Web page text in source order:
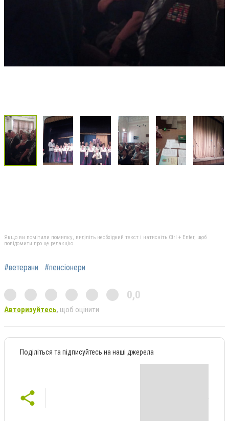
Якщо ви помітили помилку, виділіть необхідний текст і натисніть Ctrl + Enter, щоб
повідомити про це редакцію
#ветерани #пенсіонери
0,0
Авторизуйтесь, щоб оцінити
Поділіться та підписуйтесь на наші джерела